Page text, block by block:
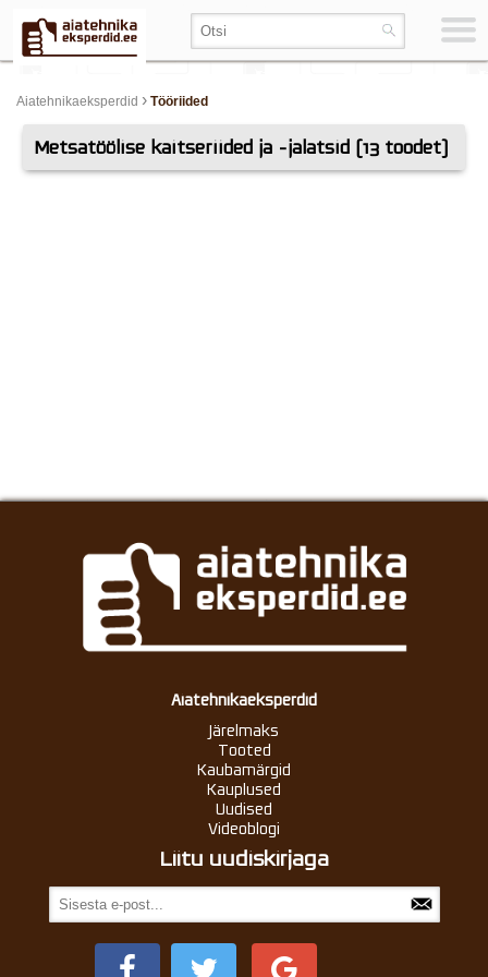
Aiatehnikaeksperdid › Tööriided
Metsatöölise kaitseriided ja -jalatsid (13 toodet)
Aiatehnikaeksperdid
Järelmaks
Tooted
Kaubamärgid
Kauplused
Uudised
Videoblogi
Liitu uudiskirjaga